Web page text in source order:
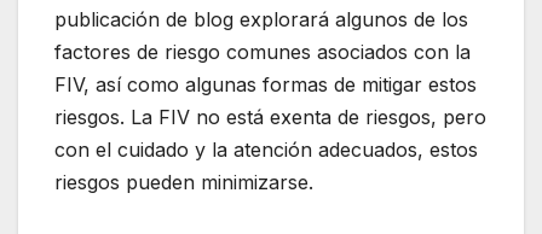
publicación de blog explorará algunos de los
factores de riesgo comunes asociados con la
FIV, así como algunas formas de mitigar estos
riesgos. La FIV no está exenta de riesgos, pero
con el cuidado y la atención adecuados, estos
riesgos pueden minimizarse.